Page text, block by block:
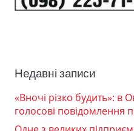
Недавні записи
«Вночі різко будить»: в
голосові повідомлення